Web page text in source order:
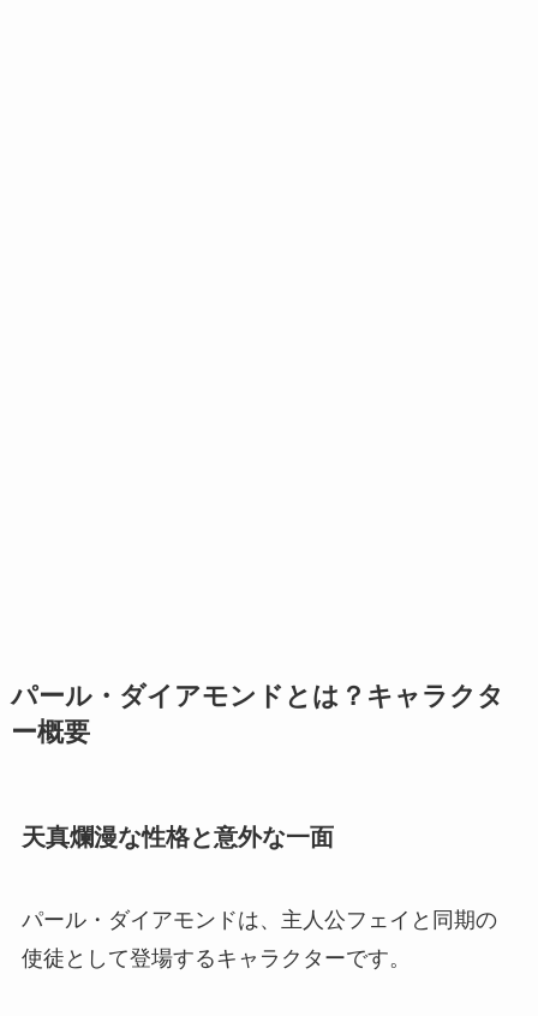
パール・ダイアモンドとは？キャラクタ
ー概要
天真爛漫な性格と意外な一面
パール・ダイアモンドは、主人公フェイと同期の
使徒として登場するキャラクターです。